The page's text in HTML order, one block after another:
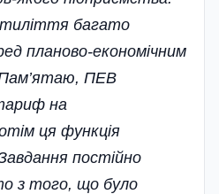
багато
планово-економічним
Пам’ятаю, ПЕВ
на
ця функція
постійно
з того, що було